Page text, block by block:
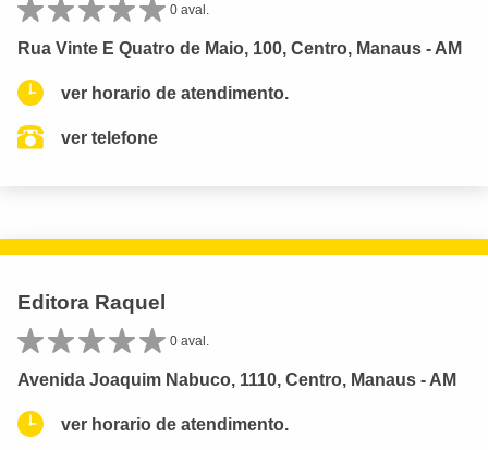
0 aval.
Rua Vinte E Quatro de Maio, 100, Centro, Manaus - AM
ver horario de atendimento.
ver telefone
Editora Raquel
0 aval.
Avenida Joaquim Nabuco, 1110, Centro, Manaus - AM
ver horario de atendimento.